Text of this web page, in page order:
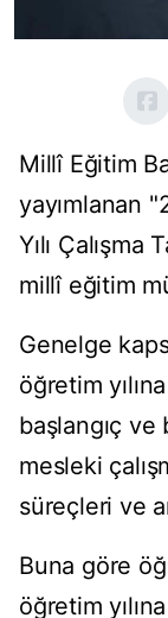
Millî Eğitim
yayımlanan
Yılı
millî eğitim
Genelge
öğretim
başlangıç
mesleki
süreçleri ve
Buna göre
öğretim